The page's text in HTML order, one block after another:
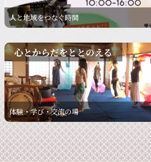
人と地域をつなぐ時間
心とからだをととのえる
体験・学び・交流の場